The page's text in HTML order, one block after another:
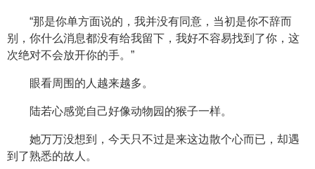
“那是你单方面说的，我并没有同意，当初是你不辞而
别，你什么消息都没有给我留下，我好不容易找到了你，这
次绝对不会放开你的手。”
眼看周围的人越来越多。
陆若心感觉自己好像动物园的猴子一样。
她万万没想到，今天只不过是来这边散个心而已，却遇
到了熟悉的故人。